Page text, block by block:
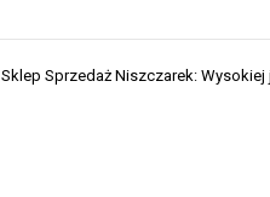
Sklep Sprzedaż Niszczarek: